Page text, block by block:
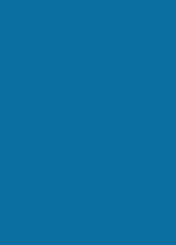
LED-освещение
лампочек накаливания.
без замены. Датчики
электричества на 30-40%,
Автоматизация освещения
Естественный свет через
потребность в
становится источником
энергосберегающих